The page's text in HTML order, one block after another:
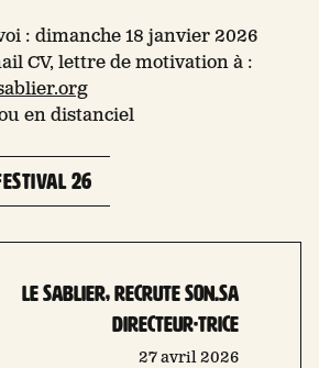
: dimanche 18 janvier 2026
CV, lettre de motivation à :
en distanciel
26
Le Sablier, recrute son.sa
directeur·trice
27 avril 2026